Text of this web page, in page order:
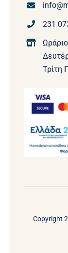
231
Τρίτη
Copyright